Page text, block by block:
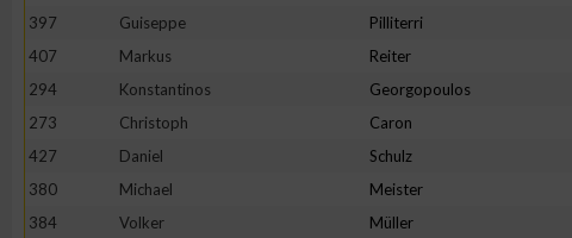
397
Guiseppe Pilliterri
407
Markus Reiter
294
Konstantinos Georgopoulos
273
Christoph Caron
427
Daniel Schulz
380
Michael Meister
384
Volker Müller
Entwicklung und Verbesserung der Angebote
IAB-Besonderheiten: